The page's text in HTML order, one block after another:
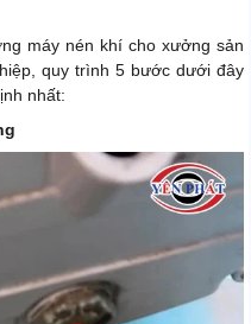
máy nén khí cho xưởng sản
quy trình 5 bước dưới đây
nhất: